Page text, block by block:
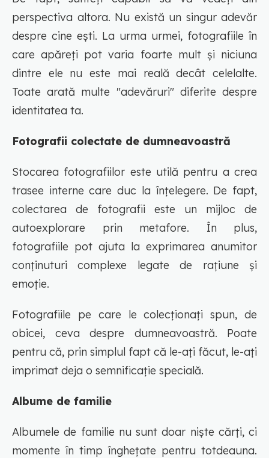
perspectiva altora. Nu există un singur adevăr
despre cine ești. La urma urmei, fotografiile în
care apăreți pot varia foarte mult și niciuna
dintre ele nu este mai reală decât celelalte.
Toate arată multe "adevăruri" diferite despre
identitatea ta.
Fotografii colectate de dumneavoastră
Stocarea fotografiilor este utilă pentru a crea
trasee interne care duc la înțelegere. De fapt,
colectarea de fotografii este un mijloc de
autoexplorare prin metafore. În plus,
fotografiile pot ajuta la exprimarea anumitor
conținuturi complexe legate de rațiune și
emoție.
Fotografiile pe care le colecționați spun, de
obicei, ceva despre dumneavoastră. Poate
pentru că, prin simplul fapt că le-ați făcut, le-ați
imprimat deja o semnificație specială.
Albume de familie
Albumele de familie nu sunt doar niște cărți, ci
momente în timp înghețate pentru totdeauna.